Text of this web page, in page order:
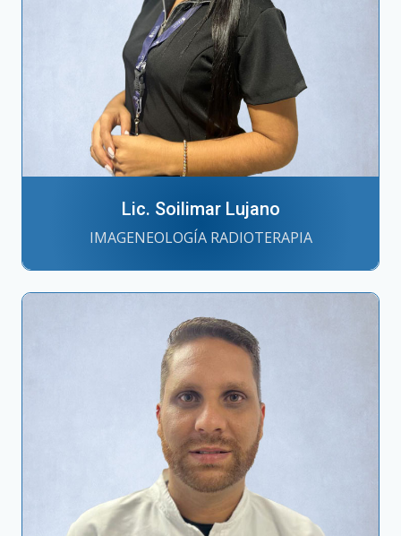
Lic. Soilimar Lujano
IMAGENEOLOGÍA RADIOTERAPIA